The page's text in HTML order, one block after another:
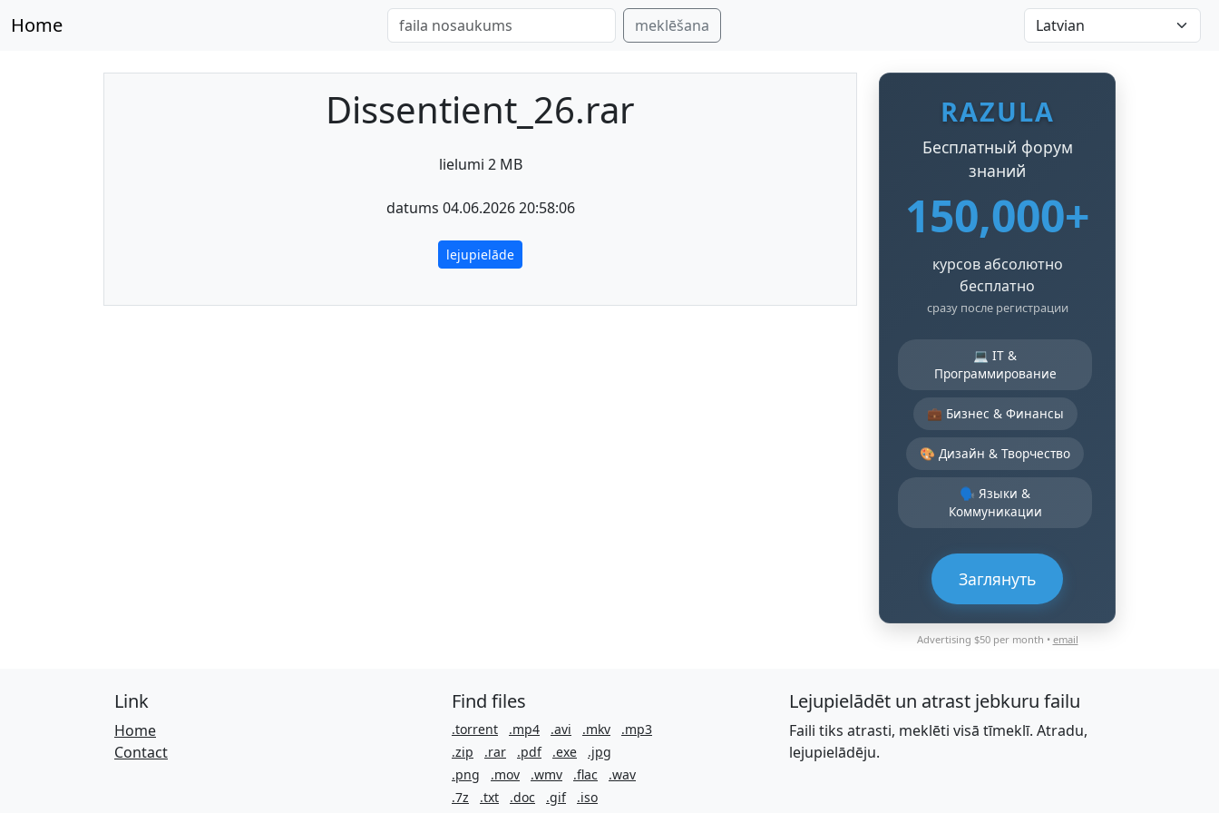
Home meklēšana
Dissentient_26.rar
lielumi 2 MB
datums 04.06.2026 20:58:06
lejupielāde
RAZULA
Бесплатный форум
знаний
150,000+
курсов абсолютно
бесплатно
сразу после регистрации
💻 IT &
Программирование
💼 Бизнес & Финансы
🎨 Дизайн & Творчество
🗣️ Языки &
Коммуникации
Заглянуть
Advertising $50 per month • email
Link
Home
Contact
Find files
.torrent .mp4 .avi .mkv
.mp3
.zip
.rar .pdf .exe
.jpg
.png
.mov .wmv .flac
.wav
.7z
.txt .doc .gif .iso
Lejupielādēt un atrast jebkuru failu
Faili tiks atrasti, meklēti visā tīmeklī. Atradu,
lejupielādēju.